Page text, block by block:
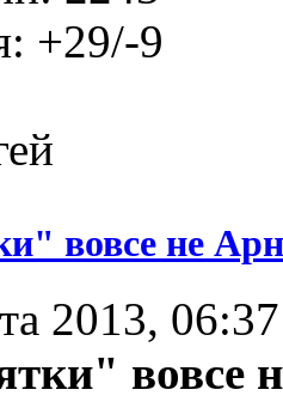
+29/-9
вовсе не
2013,
вовсе